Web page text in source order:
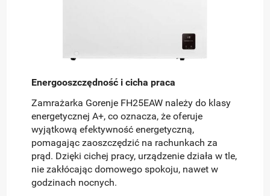
Energooszczędność i cicha praca
Zamrażarka Gorenje FH25EAW należy do klasy
energetycznej A+, co oznacza, że oferuje
wyjątkową efektywność energetyczną,
pomagając zaoszczędzić na rachunkach za
prąd. Dzięki cichej pracy, urządzenie działa w tle,
nie zakłócając domowego spokoju, nawet w
godzinach nocnych.